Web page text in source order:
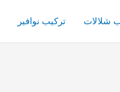
شلالات تركيب نوافير